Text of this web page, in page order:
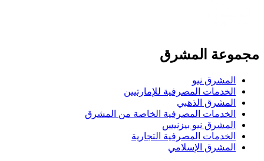
مجموعة المشرق
المشرق نيو
الخدمات المصرفية للإمارتيين
المشرق الذهبي
الخدمات المصرفية الخاصة من المشرق
المشرق نيو بيزنيس
الخدمات المصرفية التجارية
المشرق الإسلامي